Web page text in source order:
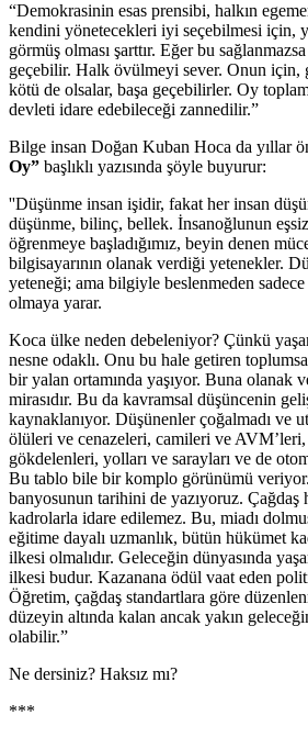
“Demokrasinin esas prensibi, halkın
kendini yönetecekleri iyi seçebilmesi için,
görmüş olması şarttır. Eğer bu
geçebilir. Halk övülmeyi sever. Onun için,
kötü de olsalar, başa geçebilirler. Oy
devleti idare edebileceği zannedilir.”
Bilge insan Doğan Kuban Hoca da yıllar
Oy” başlıklı yazısında şöyle buyurur:
''Düşünme insan işidir, fakat her insan
düşünme, bilinç, bellek. İnsanoğlunun eşsiz
öğrenmeye başladığımız, beyin denen
bilgisayarının olanak verdiği yetenekler.
yeteneği; ama bilgiyle beslenmeden
olmaya yarar.
Koca ülke neden debeleniyor? Çünkü
nesne odaklı. Onu bu hale getiren
bir yalan ortamında yaşıyor. Buna olanak
mirasıdır. Bu da kavramsal düşüncenin
kaynaklanıyor. Düşünenler çoğalmadı ve
ölüleri ve cenazeleri, camileri ve AVM’leri,
gökdelenleri, yolları ve sarayları ve de
Bu tablo bile bir komplo görünümü
banyosunun tarihini de yazıyoruz.
kadrolarla idare edilemez. Bu, miadı
eğitime dayalı uzmanlık, bütün hükümet
ilkesi olmalıdır. Geleceğin dünyasında
ilkesi budur. Kazanana ödül vaat eden
Öğretim, çağdaş standartlara göre
düzeyin altında kalan ancak yakın
olabilir.”
Ne dersiniz? Haksız mı?
***